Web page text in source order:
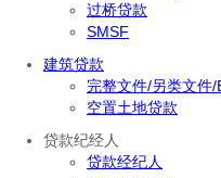
过桥贷款
SMSF
建筑贷款
完整文件/另类文件
空置土地贷款
贷款纪经人
贷款经纪人